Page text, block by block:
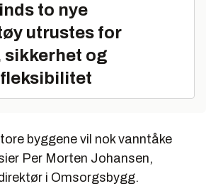
to nye
utrustes for
og
byggene vil nok vanntåke
Per Morten Johansen,
i Omsorgsbygg.